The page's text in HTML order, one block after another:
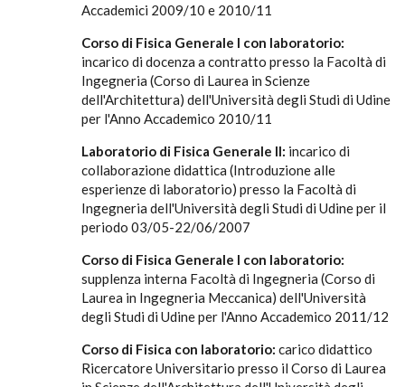
Accademici 2009/10 e 2010/11
Corso di Fisica Generale I con laboratorio:
incarico di docenza a contratto presso la Facoltà di
Ingegneria (Corso di Laurea in Scienze
dell'Architettura) dell'Università degli Studi di Udine
per l'Anno Accademico 2010/11
Laboratorio di Fisica Generale II: incarico di
collaborazione didattica (Introduzione alle
esperienze di laboratorio) presso la Facoltà di
Ingegneria dell'Università degli Studi di Udine per il
periodo 03/05-22/06/2007
Corso di Fisica Generale I con laboratorio:
supplenza interna Facoltà di Ingegneria (Corso di
Laurea in Ingegneria Meccanica) dell'Università
degli Studi di Udine per l'Anno Accademico 2011/12
Corso di Fisica con laboratorio: carico didattico
Ricercatore Universitario presso il Corso di Laurea